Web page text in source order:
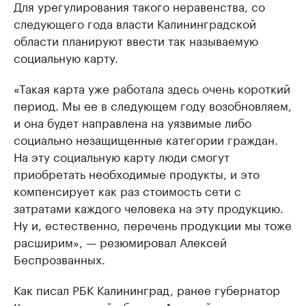
Для урегулирования такого неравенства, со
следующего года власти Калининградской
области планируют ввести так называемую
социальную карту.
«Такая карта уже работала здесь очень короткий
период. Мы ее в следующем году возобновляем,
и она будет направлена на уязвимые либо
социально незащищенные категории граждан.
На эту социальную карту люди смогут
приобретать необходимые продукты, и это
компенсирует как раз стоимость сети с
затратами каждого человека на эту продукцию.
Ну и, естественно, перечень продукции мы тоже
расширим», — резюмировал Алексей
Беспрозванных.
Как писал РБК Калининград, ранее губернатор